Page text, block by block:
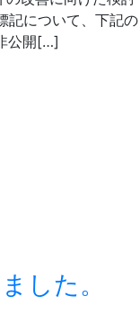
記について、下記の
公開[…]
した。